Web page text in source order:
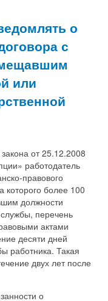
о
с
или
от 25.12.2008
работодатель
правового
которого более 100
должности
перечень
актами
десяти дней
работника. Такая
двух лет после
о